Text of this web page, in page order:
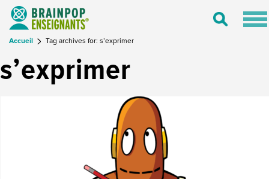
Toggle
Accueil Tag archives for: s’exprimer
s’exprimer